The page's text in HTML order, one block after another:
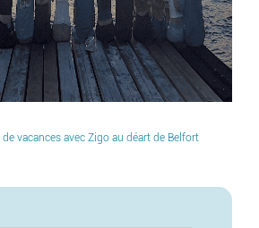
vacances avec Zigo au déart de Belfort